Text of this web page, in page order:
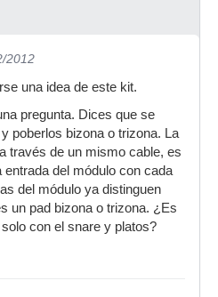
2012
una idea de este kit.
pregunta. Dices que se
poberlos bizona o trizona. La
través de un mismo cable, es
del módulo con cada
del módulo ya distinguen
un pad bizona o trizona. ¿Es
con el snare y platos?